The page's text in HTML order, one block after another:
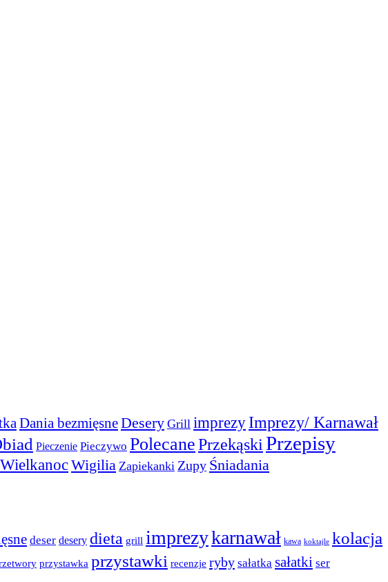
Dania bezmięsneDesery Grill imprezy Imprezy/ Karnawał
Pieczenie Pieczywo PolecanePrzekąski Przepisy
WielkanocWigilia Zapiekanki Zupy Śniadania
deser desery dieta grill imprezykarnawał kawa koktajle kolacja
przystawka przystawki recenzje ryby sałatka sałatki ser